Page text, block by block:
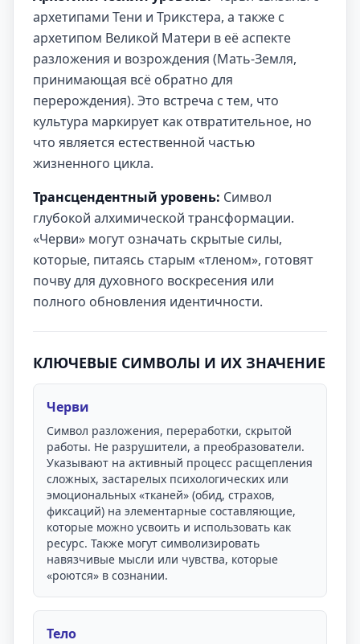
архетипами Тени и Трикстера, а также с
архетипом Великой Матери в её аспекте
разложения и возрождения (Мать-Земля,
принимающая всё обратно для
перерождения). Это встреча с тем, что
культура маркирует как отвратительное, но
что является естественной частью
жизненного цикла.
Трансцендентный уровень: Символ
глубокой алхимической трансформации.
«Черви» могут означать скрытые силы,
которые, питаясь старым «тленом», готовят
почву для духовного воскресения или
полного обновления идентичности.
КЛЮЧЕВЫЕ СИМВОЛЫ И ИХ ЗНАЧЕНИЕ
Черви
Символ разложения, переработки, скрытой
работы. Не разрушители, а преобразователи.
Указывают на активный процесс расщепления
сложных, застарелых психологических или
эмоциональных «тканей» (обид, страхов,
фиксаций) на элементарные составляющие,
которые можно усвоить и использовать как
ресурс. Также могут символизировать
навязчивые мысли или чувства, которые
«роются» в сознании.
Тело